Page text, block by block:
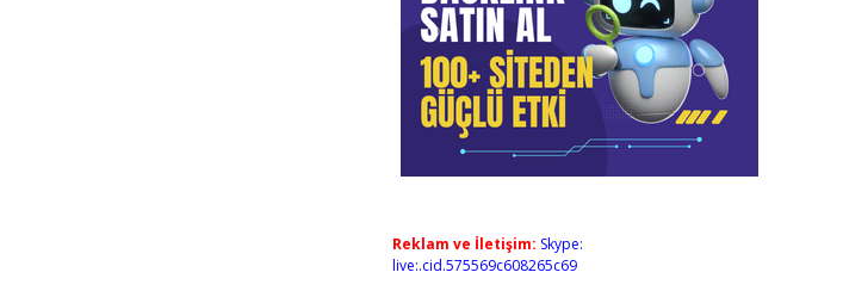
Reklam ve İletişim: Skype:
live:.cid.575569c608265c69